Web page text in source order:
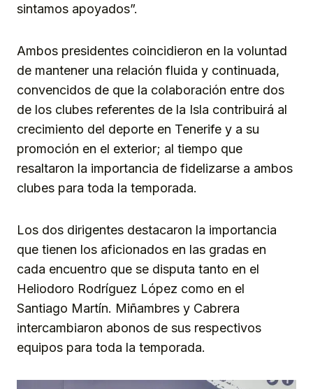
sintamos apoyados”.
Ambos presidentes coincidieron en la voluntad
de mantener una relación fluida y continuada,
convencidos de que la colaboración entre dos
de los clubes referentes de la Isla contribuirá al
crecimiento del deporte en Tenerife y a su
promoción en el exterior; al tiempo que
resaltaron la importancia de fidelizarse a ambos
clubes para toda la temporada.
Los dos dirigentes destacaron la importancia
que tienen los aficionados en las gradas en
cada encuentro que se disputa tanto en el
Heliodoro Rodríguez López como en el
Santiago Martín. Miñambres y Cabrera
intercambiaron abonos de sus respectivos
equipos para toda la temporada.